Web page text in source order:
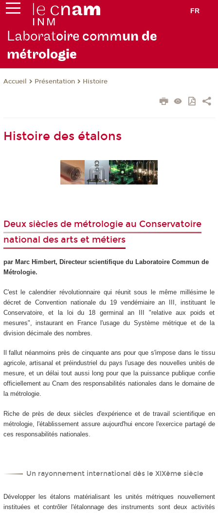
FR
Laboratoire commun de
métrologie
Accueil Présentation Histoire
Histoire des étalons
Deux siècles de métrologie au Conservatoire
national des arts et métiers
par Marc Himbert, Directeur scientifique du Laboratoire Commun de
Métrologie.
C'est le calendrier révolutionnaire qui réunit sous le même millésime le
décret de Convention nationale du 19 vendémiaire an III, instituant le
Conservatoire, et la loi du 18 germinal an III "relative aux poids et
mesures", instaurant en France l'usage du Système métrique et de la
division décimale des nombres.
Il fallut néanmoins près de cinquante ans pour que s'impose dans le tissu
agricole, artisanal et préindustriel du pays l'usage des nouvelles unités de
mesure, et un délai tout aussi long pour que la puissance publique confie
officiellement au Cnam des responsabilités nationales dans le domaine de
la métrologie.
Riche de près de deux siècles d'expérience et de travail scientifique en
métrologie, l'établissement assure aujourd'hui encore l'exercice partagé de
ces responsabilités nationales.
Un rayonnement international dès le XIXème siècle
Développer les étalons matérialisant les unités métriques nouvellement
instituées et contrôler l'étalonnage des instruments sont deux activités